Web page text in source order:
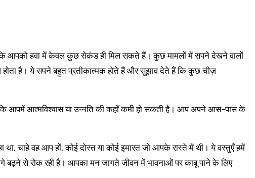
आपको हवा में केवल कुछ सेकंड ही मिल सकते हैं। कुछ मामलों में सपने देखने वालों
है। ये सपने बहुत प्रतीकात्मक होते हैं और सुझाव देते हैं कि कुछ चीज़
आपमें आत्मविश्वास या उन्नति की कहाँ कमी हो सकती है। आप अपने आस-पास के
चाहे वह आप हों, कोई दोस्त या कोई इमारत जो आपके रास्ते में थी। ये वस्तुएँ हमें
बढ़ने से रोक रही है। आपका मन जागते जीवन में भावनाओं पर काबू पाने के लिए